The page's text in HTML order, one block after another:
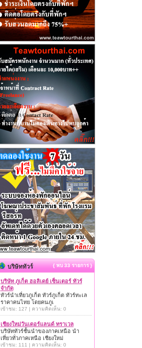
บริษัททัวร์ { พบ 33 รายการ }
บริษัท ภูเก็ต ฮอลิเดย์ เซ็นเตอร์ ทัวร์
จำกัด
ทัวร์นำเที่ยวภูเก็ต ทัวร์ภูเก็ต ทัวร์ทะเล
ราคาคนไทย โดยคนภูเ
เข้าชม: 127 | ความคิดเห็น: 0
เชียงใหม่วันเดอร์แลนด์ ทราเวล
บริษัททัวร์ชั้นนำของภาคเหนือ นำ
เที่ยวทั่วภาคเหนือ เชียงใหม่
เข้าชม: 111 | ความคิดเห็น: 0